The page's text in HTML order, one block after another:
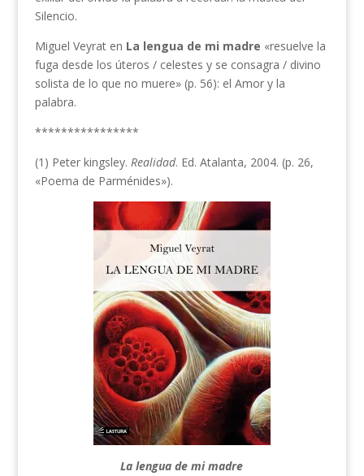
Silencio.
Miguel Veyrat en La lengua de mi madre «resuelve la
fuga desde los úteros / celestes y se consagra / divino
solista de lo que no muere» (p. 56): el Amor y la
palabra.
****************
(1) Peter kingsley. Realidad. Ed. Atalanta, 2004. (p. 26,
«Poema de Parménides»).
La lengua de mi madre